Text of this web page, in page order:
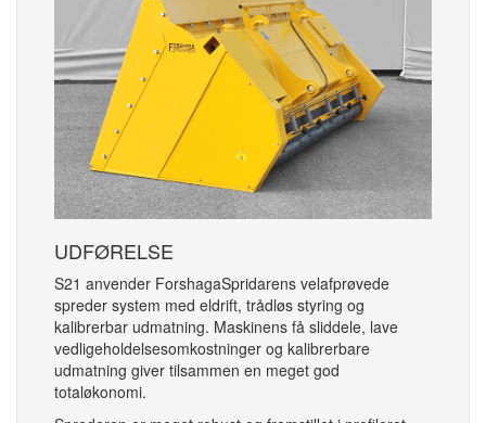
UDFØRELSE
S21 anvender ForshagaSpridarens velafprøvede
spreder system med eldrift, trådløs styring og
kalibrerbar udmatning. Maskinens få sliddele, lave
vedligeholdelsesomkostninger og kalibrerbare
udmatning giver tilsammen en meget god
totaløkonomi.